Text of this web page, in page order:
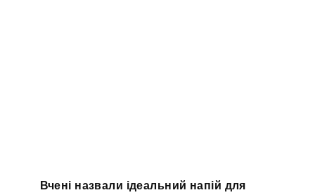
Вчені назвали ідеальний напій для